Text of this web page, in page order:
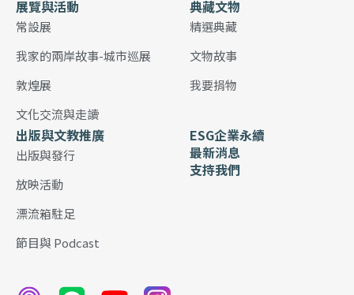
展覽與活動
常設展
我家的兩岸故事-城市巡展
敦煌展
文化交流與走讀
典藏文物
精選典藏
文物故事
我要捐物
出版與文教推廣
出版與發行
放映活動
漂流箱駐足
節目與 Podcast
ESG企業永續
最新消息
支持我們